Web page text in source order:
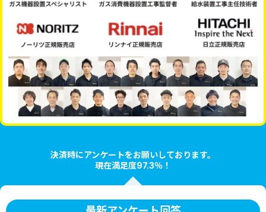
決済時にアンケートをお願いしております。
現在満足度97.3％！